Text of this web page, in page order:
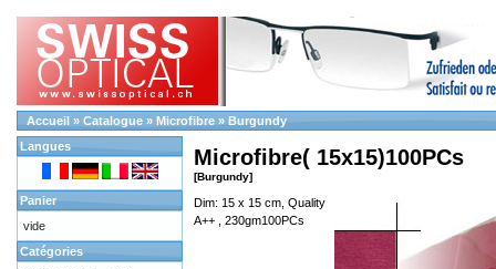
Accueil » Catalogue » Microfibre » Burgundy
Microfibre( 15x15)100PCs
[Burgundy]
Dim: 15 x 15 cm, Quality
A++ , 230gm100PCs
Langues
Panier
vide
Catégories